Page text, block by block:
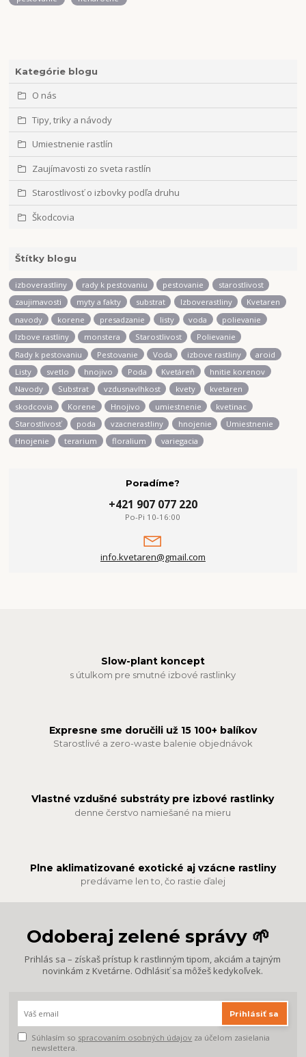
Kategórie blogu
O nás
Tipy, triky a návody
Umiestnenie rastlín
Zaujímavosti zo sveta rastlín
Starostlivosť o izbovky podľa druhu
Škodcovia
Štítky blogu
izboverastliny rady k pestovaniu pestovanie
starostlivost
zaujimavosti
myty a fakty substrat Izboverastliny
Kvetaren
navody
korene presadzanie listy voda
polievanie
Izbove rastliny
monstera Starostlivost
Polievanie
Rady k pestovaniu
Pestovanie Voda izbove rastliny
aroid
Listy
svetlo hnojivo Poda Kvetáreň
hnitie korenov
Navody
Substrat vzdusnavlhkost kvety
kvetaren
skodcovia
Korene Hnojivo umiestnenie
kvetinac
Starostlivosť
poda vzacnerastliny hnojenie
Umiestnenie
Hnojenie
terarium floralium variegacia
Poradíme?
+421 907 077 220
Po-Pi 10-16:00
info.kvetaren@gmail.com
Slow-plant koncept
s útulkom pre smutné izbové rastlinky
Expresne sme doručili už 15 100+ balíkov
Starostlivé a zero-waste balenie objednávok
Vlastné vzdušné substráty pre izbové rastlinky
denne čerstvo namiešané na mieru
Plne aklimatizované exotické aj vzácne rastliny
predávame len to, čo rastie ďalej
Odoberaj zelené správy 🌱
Prihlás sa – získaš prístup k rastlinným tipom, akciám a tajným
novinkám z Kvetárne. Odhlásiť sa môžeš kedykoľvek.
Prihlásiť sa
Súhlasím so spracovaním osobných údajov za účelom zasielania
newslettera.